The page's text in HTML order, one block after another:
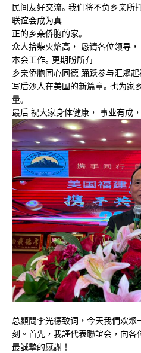
⺠间友好交流｡ 我们将不负乡亲所
联谊会成为真
正的乡亲侨胞的家｡
众⼈拾柴⽕焰⾼， 恳请各位领导
本会⼯作｡ 更期盼所有
乡亲侨胞同⼼同德 踊跃参与汇聚
写后沙⼈在美国的新篇章｡ 也为家
量｡
最后 祝⼤家身体健康， 事业有成
总顧問李光德致词，今天我們欢
刻。首先，我謹代表聯誼会，向
最誠摯的感謝！